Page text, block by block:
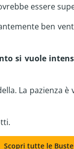
essere
ben
si vuole
La pazienza è